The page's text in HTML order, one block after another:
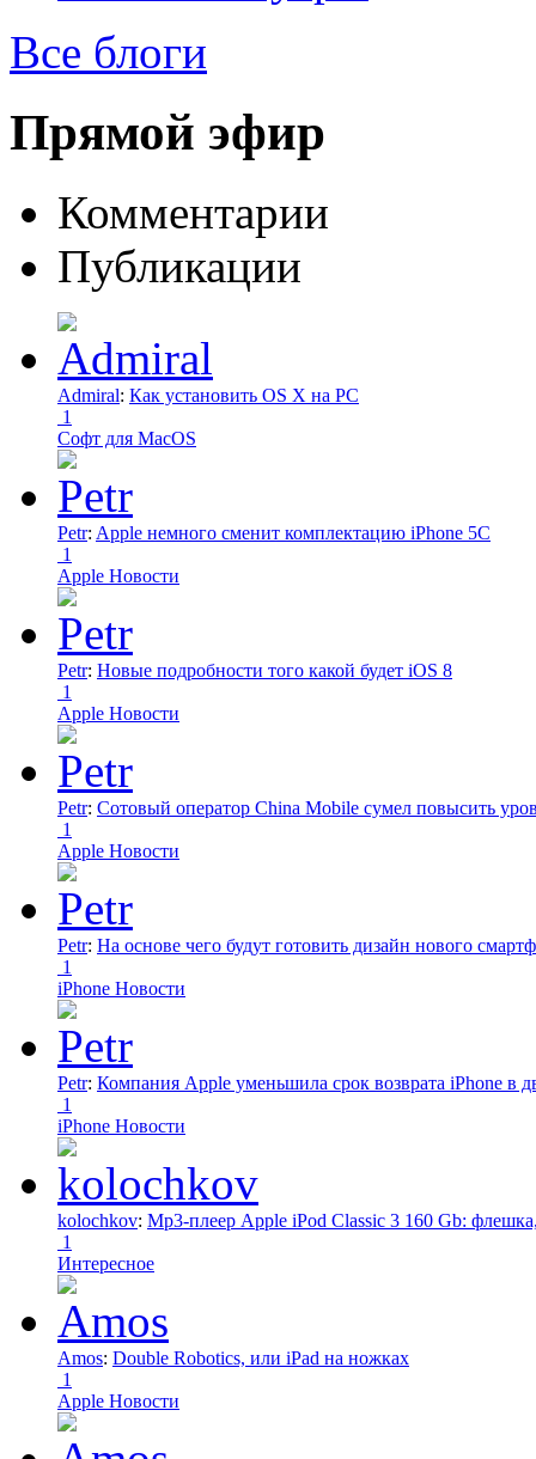
Все блоги
Прямой эфир
Комментарии
Публикации
Admiral: Как установить OS X на PC
1
Софт для MacOS
Petr: Apple немного сменит комплектацию iPhone 5C
1
Apple Новости
Petr: Новые подробности того какой будет iOS 8
1
Apple Новости
Petr: Сотовый оператор China Mobile сумел повысить
1
Apple Новости
Petr: На основе чего будут готовить дизайн нового
1
iPhone Новости
Petr: Компания Apple уменьшила срок возврата iPhone в
1
iPhone Новости
kolochkov: Mp3-плеер Apple iPod Classic 3 160 Gb:
1
Интересное
Amos: Double Robotics, или iPad на ножках
1
Apple Новости